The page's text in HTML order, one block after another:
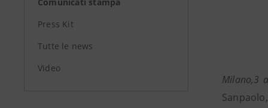
Press Kit
Tutte le news
Video
Milano,3